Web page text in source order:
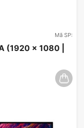
Mã SP:
(1920 x 1080 |